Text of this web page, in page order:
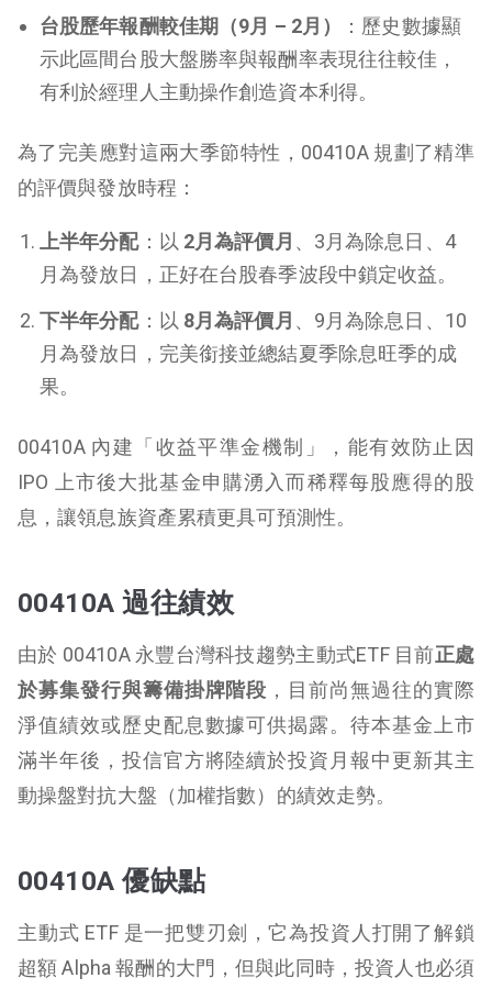
台股歷年報酬較佳期（9月 – 2月）
：歷史數據顯
示此區間台股大盤勝率與報酬率表現往往較佳，
有利於經理人主動操作創造資本利得。
為了完美應對這兩大季節特性，00410A 規劃了精準
的評價與發放時程：
上半年分配：以 2月為評價月 、3月為除息日、4
月為發放日，正好在台股春季波段中鎖定收益。
下半年分配：以 8月為評價月 、9月為除息日、10
月為發放日，完美銜接並總結夏季除息旺季的成
果。
00410A 內建「收益平準金機制」，能有效防止因
IPO 上市後大批基金申購湧入而稀釋每股應得的股
息，讓領息族資產累積更具可預測性。
00410A 過往績效
由於 00410A 永豐台灣科技趨勢主動式ETF 目前正處
於募集發行與籌備掛牌階段 ，目前尚無過往的實際
淨值績效或歷史配息數據可供揭露。待本基金上市
滿半年後，投信官方將陸續於投資月報中更新其主
動操盤對抗大盤（加權指數）的績效走勢。
00410A 優缺點
主動式 ETF 是一把雙刃劍，它為投資人打開了解鎖
超額 Alpha 報酬的大門，但與此同時，投資人也必須